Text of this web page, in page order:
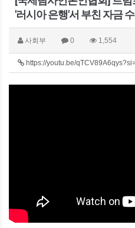
'러시아 은행'서 부친 자금
사회부 0 1,554
https://youtu.be/